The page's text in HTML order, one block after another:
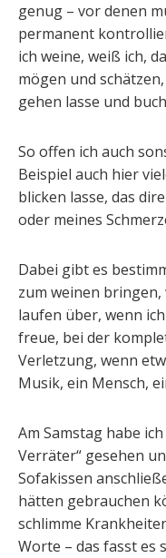
genug – vor denen
permanent
ich weine, weiß ich,
mögen und
gehen lasse und
So offen ich auch
Beispiel auch hier
blicken lasse, das
oder meines
Dabei gibt es
zum weinen bringen,
laufen über, wenn
freue, bei der
Verletzung, wenn
Musik, ein Mensch,
Am Samstag habe
Verräter“ gesehen
Sofakissen
hätten gebrauchen
schlimme
Worte – das fasst es